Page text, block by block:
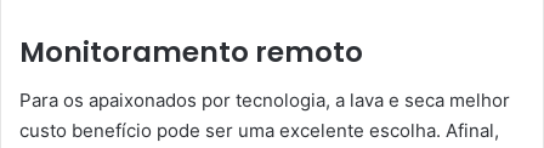
Monitoramento remoto
Para os apaixonados por tecnologia, a lava e seca melhor
custo benefício pode ser uma excelente escolha. Afinal,